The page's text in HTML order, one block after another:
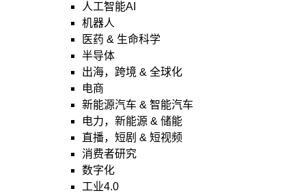
人工智能AI
机器人
医药 & 生命科学
半导体
出海，跨境 & 全球化
电商
新能源汽车 & 智能汽车
电力，新能源 & 储能
直播，短剧 & 短视频
消费者研究
数字化
工业4.0